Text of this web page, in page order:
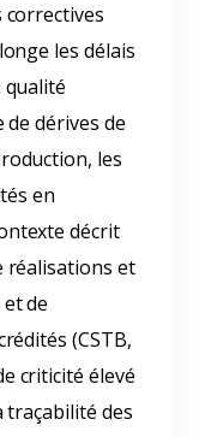
les délais
qualité
de dérives de
les
en
décrit
réalisations et
de
(CSTB,
criticité élevé
des